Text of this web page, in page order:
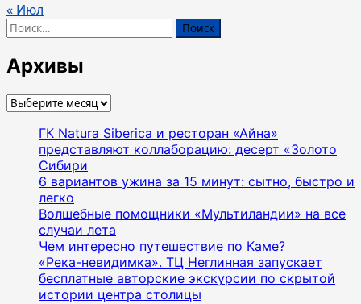
« Июл
Найти:
Архивы
Архивы
ГК Natura Siberica и ресторан «Айна»
представляют коллаборацию: десерт «Золото
Сибири
6 вариантов ужина за 15 минут: сытно, быстро и
легко
Волшебные помощники «Мультиландии» на все
случаи лета
Чем интересно путешествие по Каме?
«Река-невидимка». ТЦ Неглинная запускает
бесплатные авторские экскурсии по скрытой
истории центра столицы